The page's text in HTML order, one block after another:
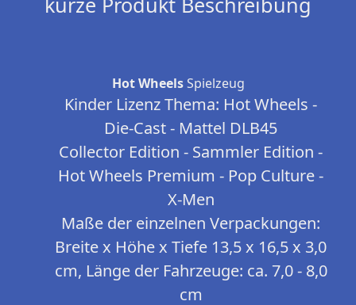
Hot WheelsSpielzeug
Kinder Lizenz Thema: Hot Wheels -
Die-Cast - Mattel DLB45
Collector Edition - Sammler Edition -
Hot Wheels Premium - Pop Culture -
X-Men
Maße der einzelnen Verpackungen:
Breite x Höhe x Tiefe 13,5 x 16,5 x 3,0
cm, Länge der Fahrzeuge: ca. 7,0 - 8,0
cm